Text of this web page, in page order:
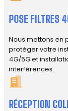
POSE FILTRES
Nous mettons en
protéger votre
4G/5G et
interférences.
RÉCEPTION